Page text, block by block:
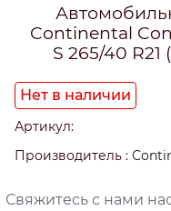
Continental
S 265/40 R21
Нет в наличии
Артикул:
Производитель :
Свяжитесь с нами